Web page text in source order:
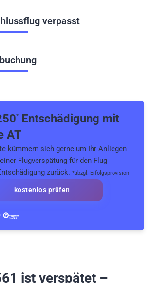
verpasst
*Entschädigung mit
AT
kümmern sich gerne um Ihr Anliegen
Flugverspätung für den Flug
zurück. *abzgl. Erfolgsprovision
kostenlos prüfen
ist verspätet –